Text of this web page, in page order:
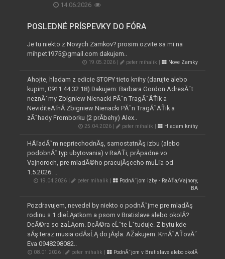
14.06.2026
POSLEDNÉ PRÍSPEVKY DO FÓRA
Je tu niekto z Novych Zamkov? prosim ozvite sa mi na
mihpet1975@gmail.com dakujem..
19.05.2026 | peter mihalik | Nove Zamky
Ahojte, hladam z edicie STOPY tieto knihy (darujte alebo
kupim, 0911 44 32 18) Dakujem: Barbara Gordon AdresĂˇt
neznĂˇmy Zbigniew Nienacki PĂˇn TragĂˇÄŤik a
NeviditeÄľnĂ­ Zbigniew Nienacki PĂˇn TragĂˇÄŤik a
zĂˇhady Fromborku (2 prĂ­behy) Alex..
25.04.2026 | peter mihalik | Hladam knihy
HÄľadĂˇm nepriechodnĂş, samostatnĂş izbu (alebo
podobnĂ˝ typ ubytovania) v RaÄŤi, prĂ­padne vo
Vajnoroch, pre mladĂ©ho pracujĂşceho muĹľa od
1.5.2026. ..
19.04.2026 | peter mihalik |
PodnĂˇjom izby - RaÄŤa/Vajnory,
BA
Pozdravujem, nevedel by niekto o podnĂˇjme pre mladĂş
rodinu s 1 dieĹĄatkom a psom v Bratislave alebo okolĂ­?
DcĂ©ra so zaĹĄom. DcĂ©ra eĹˇte Ĺˇtuduje. Z bytu kde
sĂş teraz musia odĂ­sĹĄ do jĂşla. ÄŽakujem. KrnĂˇÄŤovĂˇ
Eva 0948298082..
08.01.2026 | peter mihalik | PodnĂˇjom v Bratislave alebo okolĂ­